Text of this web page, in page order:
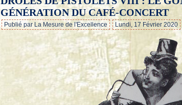
GÉNÉRATION DU CAFÉ-CONCERT
Publié par La Mesure de l'Excellence Lundi, 17 Février 2020